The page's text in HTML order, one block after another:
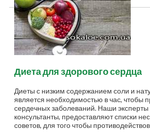
Диета для здорового сердца
Диеты с низким содержанием соли и
является необходимостью в час, чтобы
сердечных заболеваний. Наши эксперты
консультанты, предоставляют списки
советов, для того чтобы